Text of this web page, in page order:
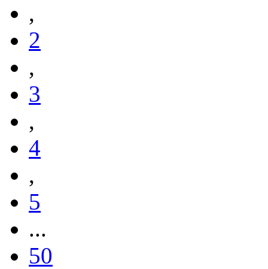
,
2
,
3
,
4
,
5
...
50